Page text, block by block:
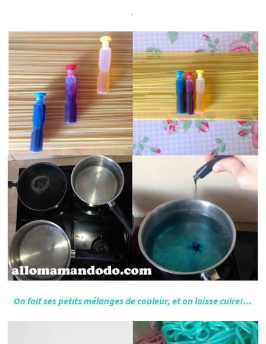
On fait ses petits mélanges de couleur, et on laisse cuire!…